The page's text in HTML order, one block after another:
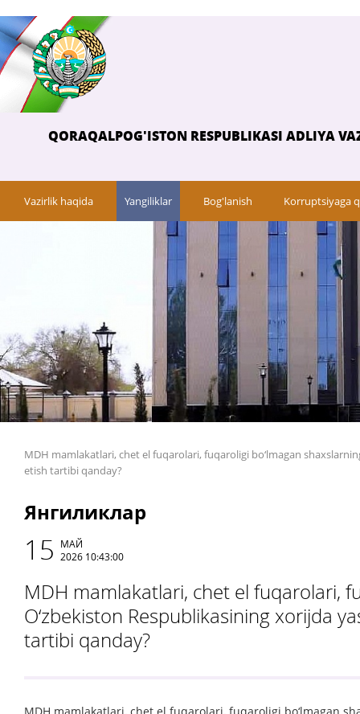
QORAQALPOG'ISTON RESPUBLIKASI ADLIYA
Vazirlik haqida Yangiliklar Bog'lanish Korruptsiyaga
MDH mamlakatlari, chet el fuqarolari, fuqaroligi bo‘lmagan
etish tartibi qanday?
Янгиликлар
15 МАЙ
2026 10:43:00
MDH mamlakatlari, chet el fuqarolari,
O‘zbekiston Respublikasining xorijda
tartibi qanday?